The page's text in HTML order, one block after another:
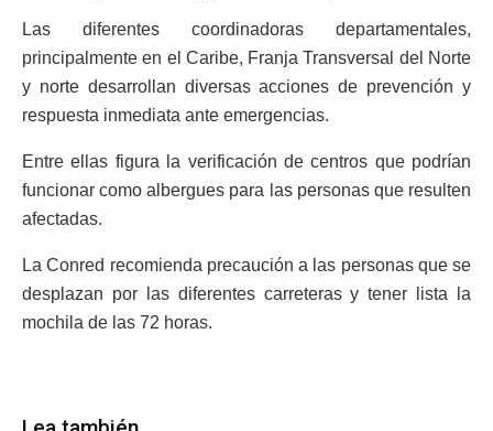
Las diferentes coordinadoras departamentales,
principalmente en el Caribe, Franja Transversal del Norte
y norte desarrollan diversas acciones de prevención y
respuesta inmediata ante emergencias.
Entre ellas figura la verificación de centros que podrían
funcionar como albergues para las personas que resulten
afectadas.
La Conred recomienda precaución a las personas que se
desplazan por las diferentes carreteras y tener lista la
mochila de las 72 horas.